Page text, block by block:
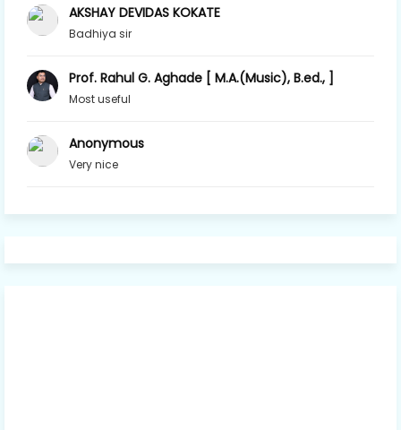
AKSHAY DEVIDAS KOKATE
Badhiya sir
Prof. Rahul G. Aghade [ M.A.(Music), B.ed., ]
Most useful
Anonymous
Very nice